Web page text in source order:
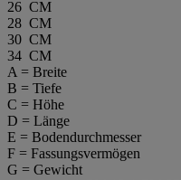
26 CM
28 CM
30 CM
34 CM
A = Breite
B = Tiefe
C = Höhe
D = Länge
E = Bodendurchmesser
F = Fassungsvermögen
G = Gewicht